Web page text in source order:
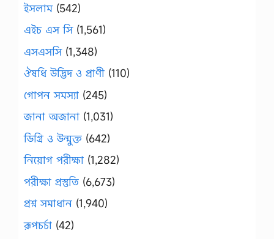
ইসলাম(542)
এইচ এস সি(1,561)
এসএসসি(1,348)
ঔষধি উদ্ভিদ ও প্রাণী (110)
গোপন সমস্যা (245)
জানা অজানা (1,031)
ডিগ্রি ও উন্মুক্ত (642)
নিয়োগ পরীক্ষা (1,282)
পরীক্ষা প্রস্তুতি (6,673)
প্রশ্ন সমাধান (1,940)
রূপচর্চা (42)